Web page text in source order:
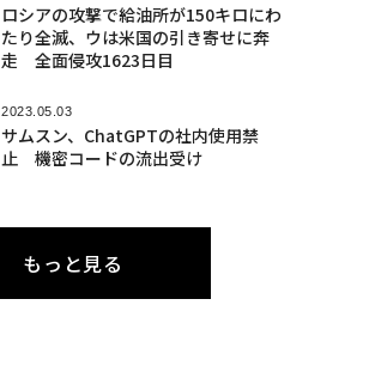
ロシアの攻撃で給油所が150キロにわ
たり全滅、ウは米国の引き寄せに奔
走 全面侵攻1623日目
2023.05.03
サムスン、ChatGPTの社内使用禁
止 機密コードの流出受け
もっと見る